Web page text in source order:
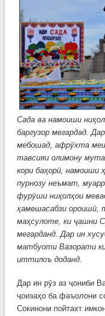
Сада ва намоиши
баргузор мегардад.
мебошад, афрӯхта
тавсияи олимону
кори баҳорӣ, намоиши
пурнозу неъмат,
фурӯши ниҳолҳои
ҳамешасабзи ороишӣ,
маҳсулоте, ки ҷашни
мегарданд. Дар ин
матбуоти Вазорати
иттилоъ доданд.
Дар ин рӯз аз ҷониби
ҷоизаҳо ба фаъолони
Сокинони пойтахт